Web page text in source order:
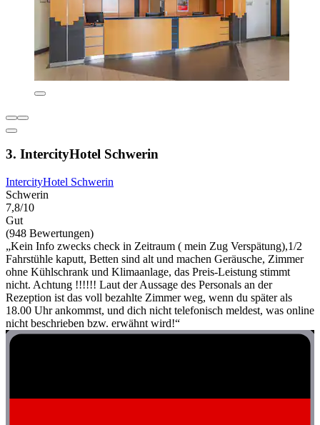
3. IntercityHotel Schwerin
IntercityHotel Schwerin
Schwerin
7,8/10
Gut
(948 Bewertungen)
„Kein Info zwecks check in Zeitraum ( mein Zug Verspätung),1/2
Fahrstühle kaputt, Betten sind alt und machen Geräusche, Zimmer
ohne Kühlschrank und Klimaanlage, das Preis-Leistung stimmt
nicht. Achtung !!!!!! Laut der Aussage des Personals an der
Rezeption ist das voll bezahlte Zimmer weg, wenn du später als
18.00 Uhr ankommst, und dich nicht telefonisch meldest, was online
nicht beschrieben bzw. erwähnt wird!“